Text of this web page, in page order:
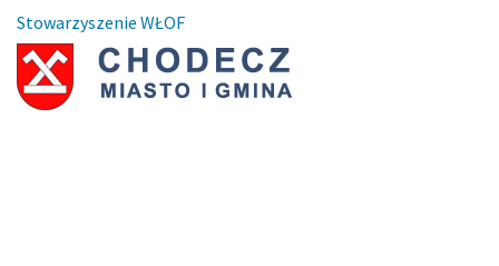
Stowarzyszenie WŁOF